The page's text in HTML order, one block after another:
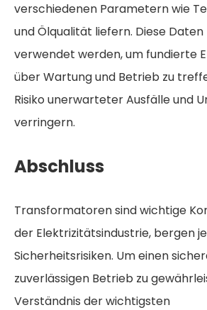
verschiedenen Parametern wie
und Ölqualität liefern. Diese
verwendet werden, um fundierte
über Wartung und Betrieb zu
Risiko unerwarteter Ausfälle und
verringern.
Abschluss
Transformatoren sind wichtige
der Elektrizitätsindustrie, bergen
Sicherheitsrisiken. Um einen
zuverlässigen Betrieb zu
Verständnis der wichtigsten